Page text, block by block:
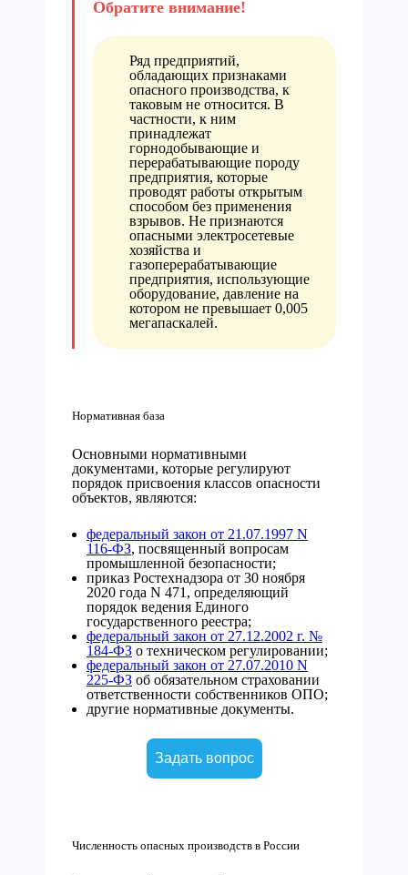
Ряд предприятий,
обладающих признаками
опасного производства, к
таковым не относится. В
частности, к ним
принадлежат
горнодобывающие и
перерабатывающие породу
предприятия, которые
проводят работы открытым
способом без применения
взрывов. Не признаются
опасными электросетевые
хозяйства и
газоперерабатывающие
предприятия, использующие
оборудование, давление на
котором не превышает 0,005
мегапаскалей.
Нормативная база
Основными нормативными
документами, которые регулируют
порядок присвоения классов опасности
объектов, являются:
федеральный закон от 21.07.1997 N
116-ФЗ, посвященный вопросам
промышленной безопасности;
приказ Ростехнадзора от 30 ноября
2020 года N 471, определяющий
порядок ведения Единого
государственного реестра;
федеральный закон от 27.12.2002 г. №
184-ФЗ о техническом регулировании;
федеральный закон от 27.07.2010 N
225-ФЗ об обязательном страховании
ответственности собственников ОПО;
другие нормативные документы.
Задать вопрос
Численность опасных производств в России